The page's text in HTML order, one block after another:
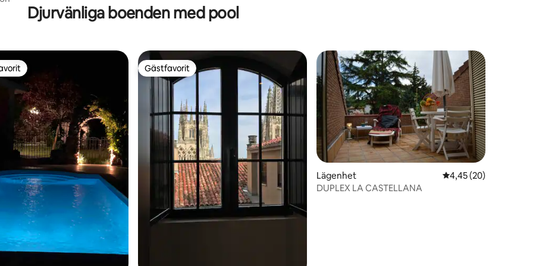
Djurvänliga boenden med pool
Gästfavorit
Gästfavorit
Lägenhet 4,45 av 5 i
4,45 (20)
DUPLEX LA CASTELLANA